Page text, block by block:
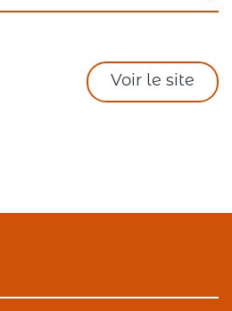
: Guy DE LA TORRE
Voir le site